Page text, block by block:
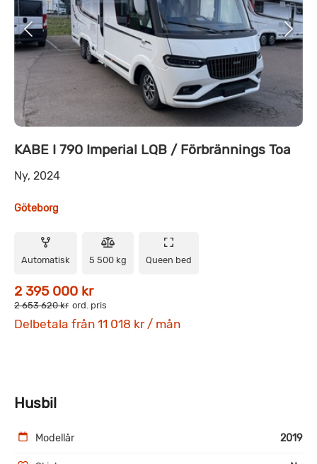
KABE I 790 Imperial LQB / Förbrännings Toa
Ny, 2024
Göteborg
Automatisk 5 500 kg Queen bed
2 395 000 kr
2 653 620 kr ord. pris
Delbetala från 11 018 kr / mån
Husbil
Modellår 2019